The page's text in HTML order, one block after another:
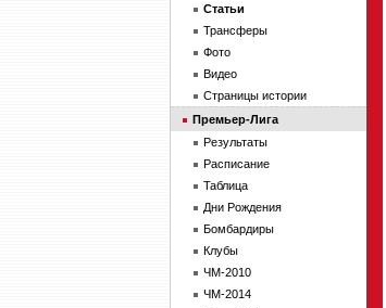
Статьи
Трансферы
Фото
Видео
Страницы истории
Премьер-Лига
Результаты
Расписание
Таблица
Дни Рождения
Бомбардиры
Клубы
ЧМ-2010
ЧМ-2014